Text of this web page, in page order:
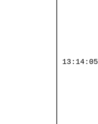
13:14:05